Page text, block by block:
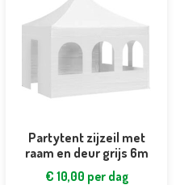
Partytent zijzeil met
raam en deur grijs 6m
€ 10,00 per dag